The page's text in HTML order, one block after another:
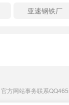
亚速钢铁厂
官方网站事务联系